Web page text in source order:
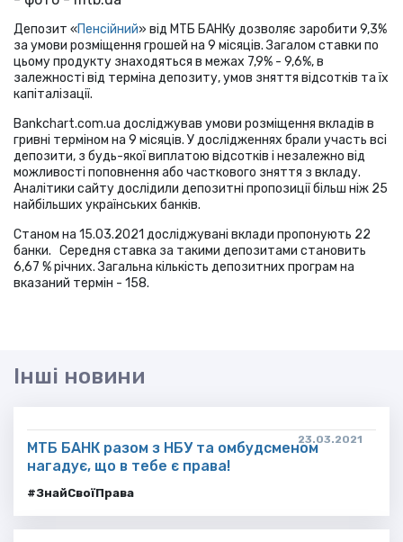
Депозит «Пенсійний» від МТБ БАНКу дозволяє заробити 9,3%
за умови розміщення грошей на 9 місяців. Загалом ставки по
цьому продукту знаходяться в межах 7,9% - 9,6%, в
залежності від терміна депозиту, умов зняття відсотків та їх
капіталізації.
Bankchart.com.ua досліджував умови розміщення вкладів в
гривні терміном на 9 місяців. У дослідженнях брали участь всі
депозити, з будь-якої виплатою відсотків і незалежно від
можливості поповнення або часткового зняття з вкладу.
Аналітики сайту дослідили депозитні пропозиції більш ніж 25
найбільших українських банків.
Станом на 15.03.2021 досліджувані вклади пропонують 22
банки. Середня ставка за такими депозитами становить
6,67 % річних. Загальна кількість депозитних програм на
вказаний термін - 158.
Інші новини
23.03.2021
МТБ БАНК разом з НБУ та омбудсменом
нагадує, що в тебе є права!
#ЗнайСвоїПрава